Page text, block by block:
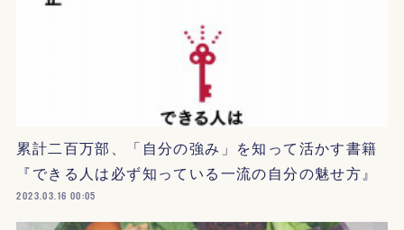
累計二百万部、「自分の強み」を知って活かす書籍
『できる人は必ず知っている一流の自分の魅せ方』
2023.03.16 00:05